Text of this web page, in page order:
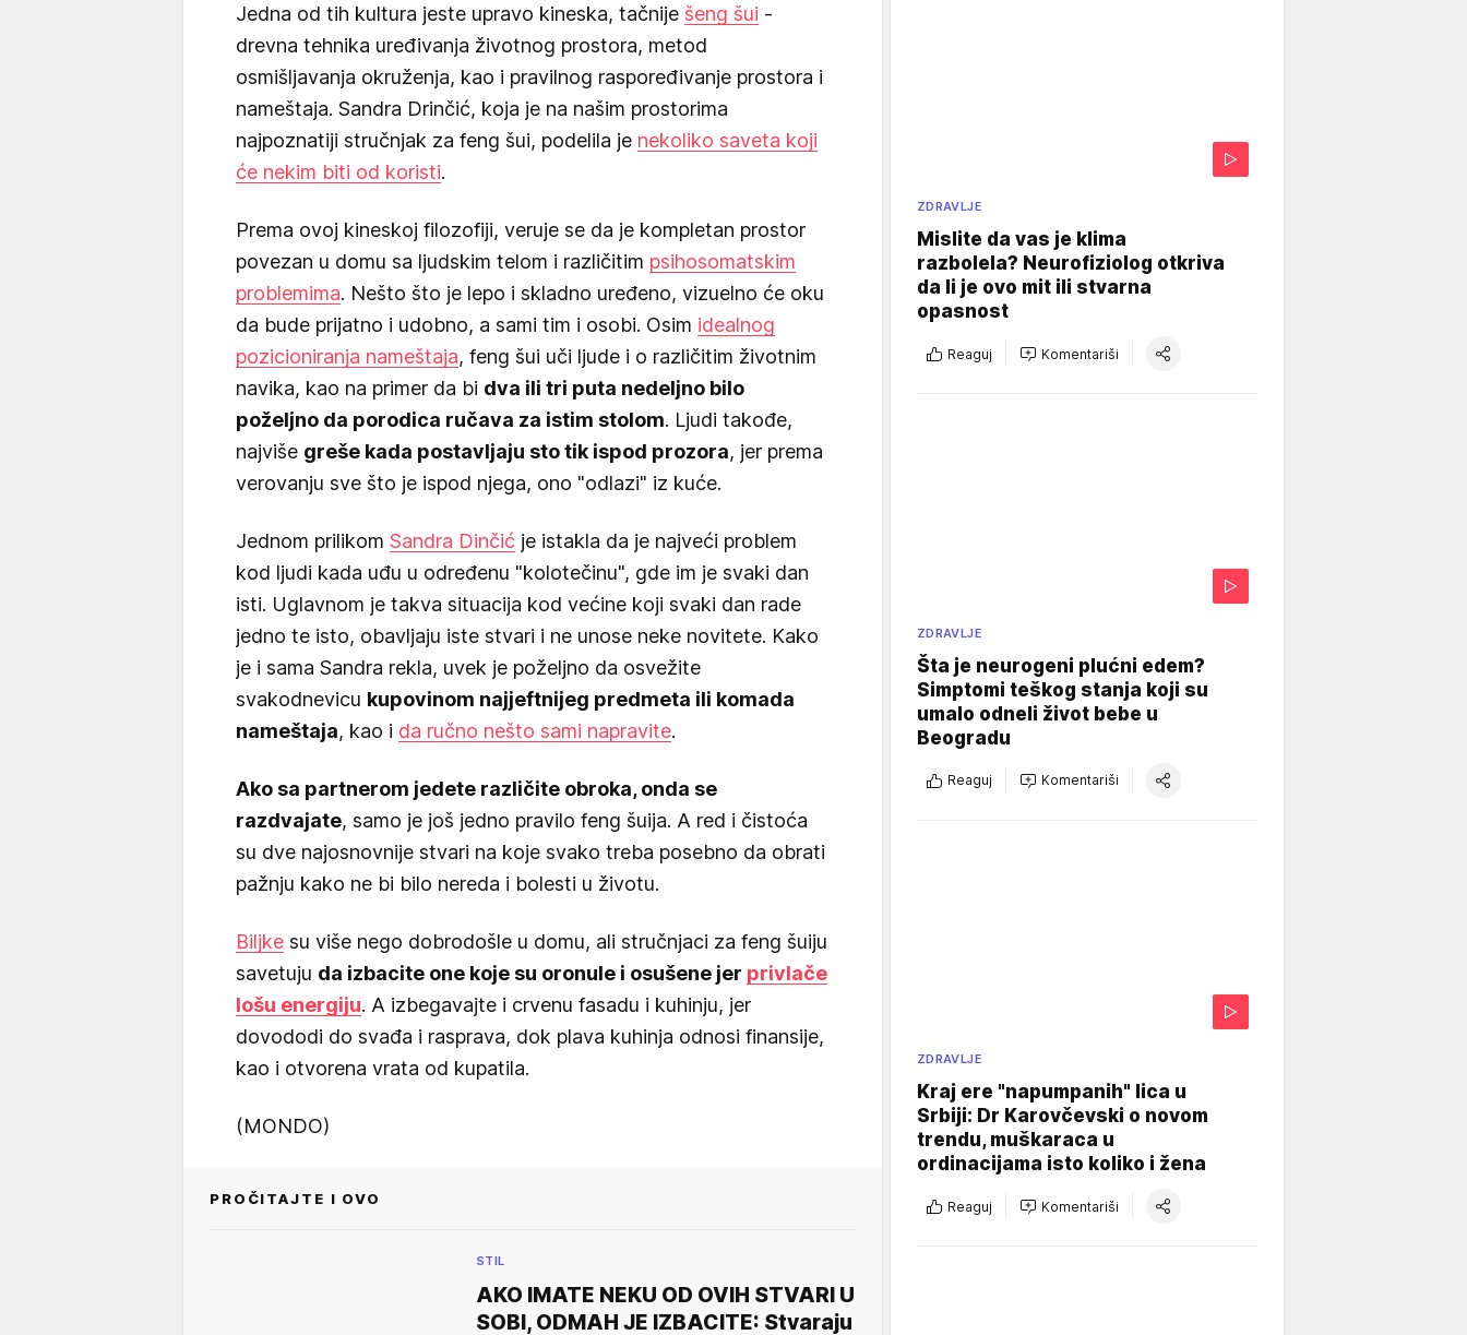
Jedna od tih kultura jeste upravo kineska, tačnije šeng šui -
drevna tehnika uređivanja životnog prostora, metod
osmišljavanja okruženja, kao i pravilnog raspoređivanje prostora i
nameštaja. Sandra Drinčić, koja je na našim prostorima
najpoznatiji stručnjak za feng šui, podelila je nekoliko saveta koji
će nekim biti od koristi.
Prema ovoj kineskoj filozofiji, veruje se da je kompletan prostor
povezan u domu sa ljudskim telom i različitim psihosomatskim
problemima. Nešto što je lepo i skladno uređeno, vizuelno će oku
da bude prijatno i udobno, a sami tim i osobi. Osim idealnog
pozicioniranja nameštaja, feng šui uči ljude i o različitim životnim
navika, kao na primer da bi dva ili tri puta nedeljno bilo
poželjno da porodica ručava za istim stolom. Ljudi takođe,
najviše greše kada postavljaju sto tik ispod prozora, jer prema
verovanju sve što je ispod njega, ono "odlazi" iz kuće.
Jednom prilikom Sandra Dinčić je istakla da je najveći problem
kod ljudi kada uđu u određenu "kolotečinu", gde im je svaki dan
isti. Uglavnom je takva situacija kod većine koji svaki dan rade
jedno te isto, obavljaju iste stvari i ne unose neke novitete. Kako
je i sama Sandra rekla, uvek je poželjno da osvežite
svakodnevicu kupovinom najjeftnijeg predmeta ili komada
nameštaja, kao i da ručno nešto sami napravite.
Ako sa partnerom jedete različite obroka, onda se
razdvajate, samo je još jedno pravilo feng šuija. A red i čistoća
su dve najosnovnije stvari na koje svako treba posebno da obrati
pažnju kako ne bi bilo nereda i bolesti u životu.
Biljke su više nego dobrodošle u domu, ali stručnjaci za feng šuiju
savetuju da izbacite one koje su oronule i osušene jer privlače
lošu energiju. A izbegavajte i crvenu fasadu i kuhinju, jer
dovododi do svađa i rasprava, dok plava kuhinja odnosi finansije,
kao i otvorena vrata od kupatila.
(MONDO)
PROČITAJTE I OVO
STIL
AKO IMATE NEKU OD OVIH STVARI U
SOBI, ODMAH JE IZBACITE: Stvaraju
ZDRAVLJE
Mislite da vas je klima
razbolela? Neurofiziolog otkriva
da li je ovo mit ili stvarna
opasnost
Reaguj Komentariši
ZDRAVLJE
Šta je neurogeni plućni edem?
Simptomi teškog stanja koji su
umalo odneli život bebe u
Beogradu
Reaguj Komentariši
ZDRAVLJE
Kraj ere "napumpanih" lica u
Srbiji: Dr Karovčevski o novom
trendu, muškaraca u
ordinacijama isto koliko i žena
Reaguj Komentariši